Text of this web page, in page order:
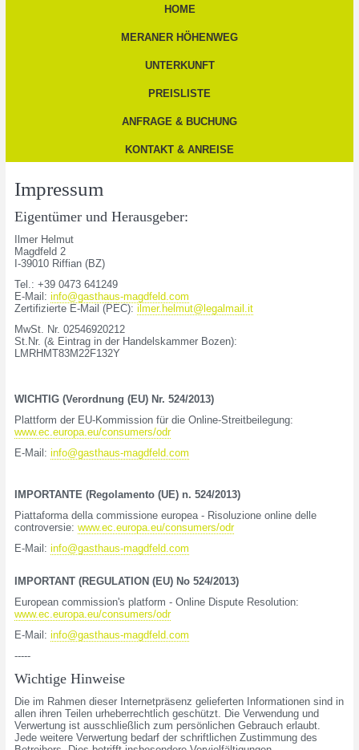
HOME
MERANER HÖHENWEG
UNTERKUNFT
PREISLISTE
ANFRAGE & BUCHUNG
KONTAKT & ANREISE
Impressum
Eigentümer und Herausgeber:
Ilmer Helmut
Magdfeld 2
I-39010 Riffian (BZ)
Tel.: +39 0473 641249
E-Mail: info@gasthaus-magdfeld.com
Zertifizierte E-Mail (PEC): ilmer.helmut@legalmail.it
MwSt. Nr. 02546920212
St.Nr. (& Eintrag in der Handelskammer Bozen):
LMRHMT83M22F132Y
WICHTIG (Verordnung (EU) Nr. 524/2013)
Plattform der EU-Kommission für die Online-Streitbeilegung:
www.ec.europa.eu/consumers/odr
E-Mail: info@gasthaus-magdfeld.com
IMPORTANTE (Regolamento (UE) n. 524/2013)
Piattaforma della commissione europea - Risoluzione online delle
controversie: www.ec.europa.eu/consumers/odr
E-Mail: info@gasthaus-magdfeld.com
IMPORTANT (REGULATION (EU) No 524/2013)
European commission's platform - Online Dispute Resolution:
www.ec.europa.eu/consumers/odr
E-Mail: info@gasthaus-magdfeld.com
-----
Wichtige Hinweise
Die im Rahmen dieser Internetpräsenz gelieferten Informationen sind in
allen ihren Teilen urheberrechtlich geschützt. Die Verwendung und
Verwertung ist ausschließlich zum persönlichen Gebrauch erlaubt.
Jede weitere Verwertung bedarf der schriftlichen Zustimmung des